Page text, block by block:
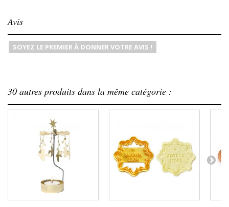
Avis
SOYEZ LE PREMIER À DONNER VOTRE AVIS !
30 autres produits dans la même catégorie :